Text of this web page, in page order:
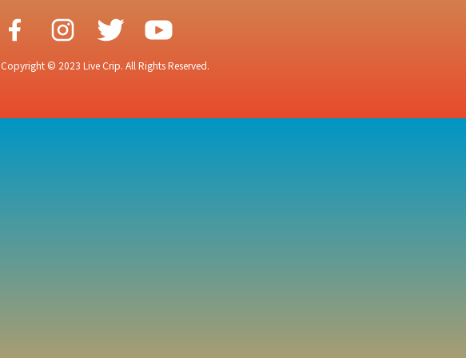
Copyright © 2023 Live Crip. All Rights Reserved.